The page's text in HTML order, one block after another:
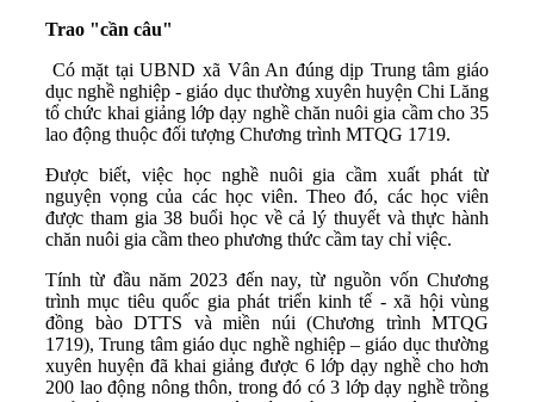
Trao "cần câu"
Có mặt tại UBND xã Vân An đúng dịp Trung tâm giáo
dục nghề nghiệp - giáo dục thường xuyên huyện Chi Lăng
tổ chức khai giảng lớp dạy nghề chăn nuôi gia cầm cho 35
lao động thuộc đối tượng Chương trình MTQG 1719.
Được biết, việc học nghề nuôi gia cầm xuất phát từ
nguyện vọng của các học viên. Theo đó, các học viên
được tham gia 38 buổi học về cả lý thuyết và thực hành
chăn nuôi gia cầm theo phương thức cầm tay chỉ việc.
Tính từ đầu năm 2023 đến nay, từ nguồn vốn Chương
trình mục tiêu quốc gia phát triển kinh tế - xã hội vùng
đồng bào DTTS và miền núi (Chương trình MTQG
1719), Trung tâm giáo dục nghề nghiệp – giáo dục thường
xuyên huyện đã khai giảng được 6 lớp dạy nghề cho hơn
200 lao động nông thôn, trong đó có 3 lớp dạy nghề trồng